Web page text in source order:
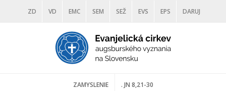
ZD VD EMC SEM SEŽ EVS EPS DARUJ
DIAKONIA ŠKOLY TRANOSCIUS
ZAMYSLENIE . JN 8,21-30